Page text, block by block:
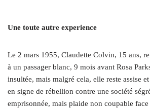
Une toute autre experience
Le 2 mars 1955, Claudette Colvin, 15 ans,
à un passager blanc, 9 mois avant Rosa
insultée, mais malgré cela, elle reste assise
en signe de rébellion contre une société
emprisonnée, mais plaide non coupable